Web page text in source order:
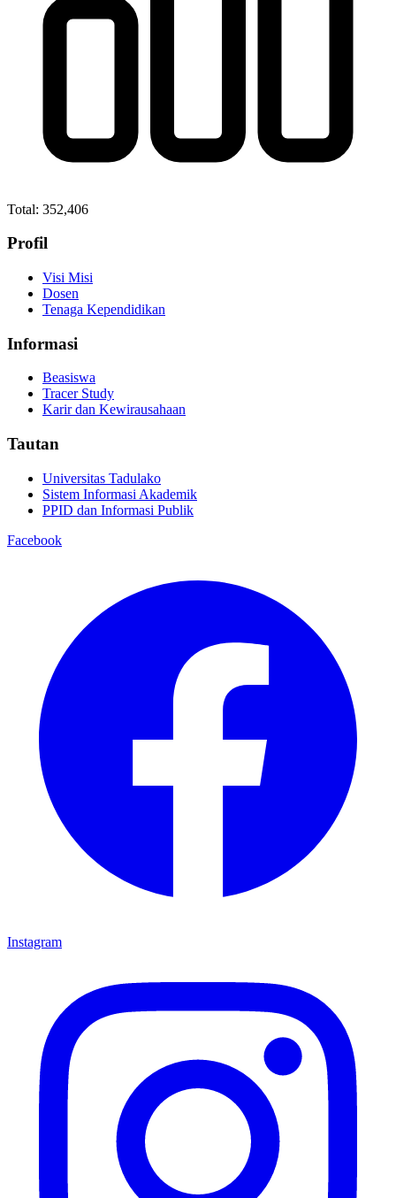
Total: 352,406
Profil
Visi Misi
Dosen
Tenaga Kependidikan
Informasi
Beasiswa
Tracer Study
Karir dan Kewirausahaan
Tautan
Universitas Tadulako
Sistem Informasi Akademik
PPID dan Informasi Publik
Facebook
Instagram